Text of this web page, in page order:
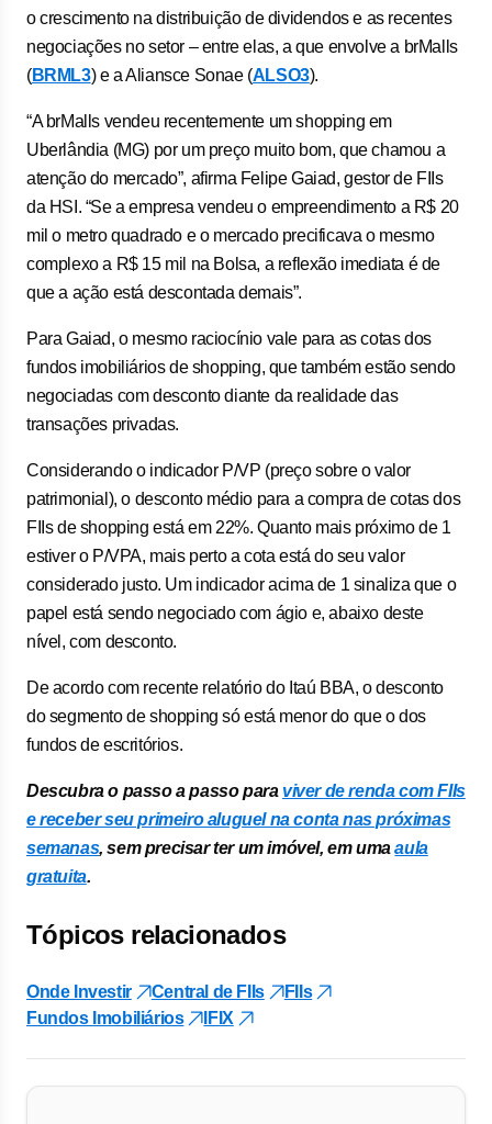
o crescimento na distribuição de dividendos e as recentes
negociações no setor – entre elas, a que envolve a brMalls
(BRML3) e a Aliansce Sonae (ALSO3).
“A brMalls vendeu recentemente um shopping em
Uberlândia (MG) por um preço muito bom, que chamou a
atenção do mercado”, afirma Felipe Gaiad, gestor de FIIs
da HSI. “Se a empresa vendeu o empreendimento a R$ 20
mil o metro quadrado e o mercado precificava o mesmo
complexo a R$ 15 mil na Bolsa, a reflexão imediata é de
que a ação está descontada demais”.
Para Gaiad, o mesmo raciocínio vale para as cotas dos
fundos imobiliários de shopping, que também estão sendo
negociadas com desconto diante da realidade das
transações privadas.
Considerando o indicador P/VP (preço sobre o valor
patrimonial), o desconto médio para a compra de cotas dos
FIIs de shopping está em 22%. Quanto mais próximo de 1
estiver o P/VPA, mais perto a cota está do seu valor
considerado justo. Um indicador acima de 1 sinaliza que o
papel está sendo negociado com ágio e, abaixo deste
nível, com desconto.
De acordo com recente relatório do Itaú BBA, o desconto
do segmento de shopping só está menor do que o dos
fundos de escritórios.
Descubra o passo a passo para viver de renda com FIIs
e receber seu primeiro aluguel na conta nas próximas
semanas, sem precisar ter um imóvel, em umaaula
gratuita.
Tópicos relacionados
Onde Investir Central de FIIs
FIIs
Fundos Imobiliários
IFIX